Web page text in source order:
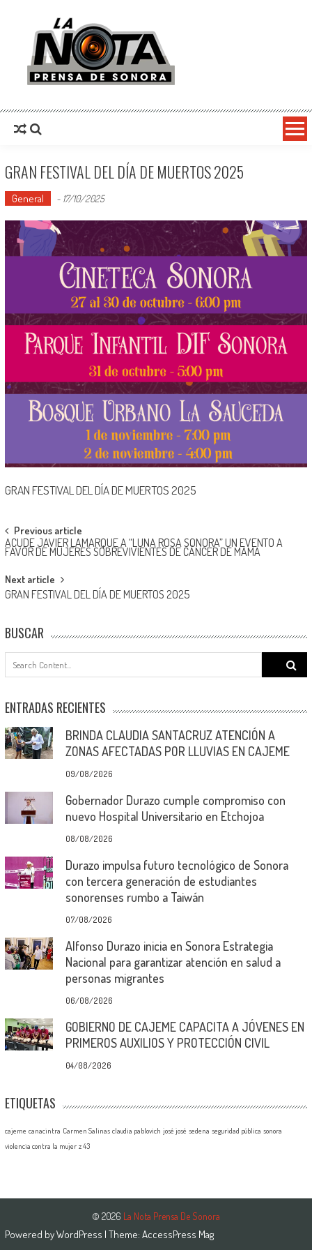
La Nota Prensa De Sonora
GRAN FESTIVAL DEL DÍA DE MUERTOS 2025
General - 17/10/2025
GRAN FESTIVAL DEL DÍA DE MUERTOS 2025
Post
navigation
Previous article
ACUDE JAVIER LAMARQUE A “LUNA ROSA SONORA” UN EVENTO A
FAVOR DE MUJERES SOBREVIVIENTES DE CÁNCER DE MAMA
Next article
GRAN FESTIVAL DEL DÍA DE MUERTOS 2025
BUSCAR
Search
for:
ENTRADAS RECIENTES
BRINDA CLAUDIA SANTACRUZ ATENCIÓN A
ZONAS AFECTADAS POR LLUVIAS EN CAJEME
09/08/2026
Gobernador Durazo cumple compromiso con
nuevo Hospital Universitario en Etchojoa
08/08/2026
Durazo impulsa futuro tecnológico de Sonora
con tercera generación de estudiantes
sonorenses rumbo a Taiwán
07/08/2026
Alfonso Durazo inicia en Sonora Estrategia
Nacional para garantizar atención en salud a
personas migrantes
06/08/2026
GOBIERNO DE CAJEME CAPACITA A JÓVENES EN
PRIMEROS AUXILIOS Y PROTECCIÓN CIVIL
04/08/2026
ETIQUETAS
cajeme canacintra Carmen Salinas claudia pablovich josé josé sedena seguridad pública sonora
violencia contra la mujer z 43
© 2026 La Nota Prensa De Sonora
Powered byWordPress | Theme: AccessPress Mag